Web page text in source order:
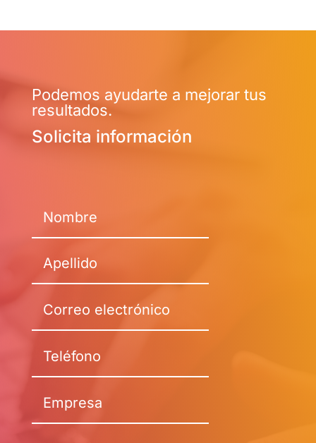
Podemos ayudarte a mejorar tus
resultados.
Solicita información